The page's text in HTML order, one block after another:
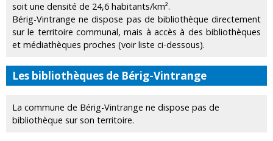
soit une densité de 24,6 habitants/km².
Bérig-Vintrange ne dispose pas de bibliothèque directement
sur le territoire communal, mais à accès à des bibliothèques
et médiathèques proches (voir liste ci-dessous).
Les bibliothèques de Bérig-Vintrange
La commune de Bérig-Vintrange ne dispose pas de
bibliothèque sur son territoire.